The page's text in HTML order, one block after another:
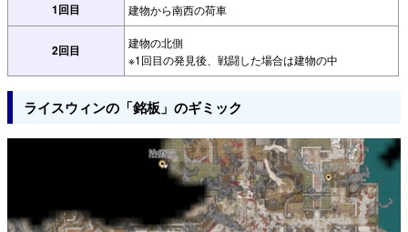
1回目 建物から南西の荷車
2回目
建物の北側
※1回目の発見後、戦闘した場合は建物の中
ライスウィンの「銘板」のギミック